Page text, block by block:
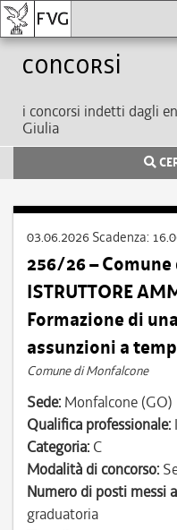
Concorsi
i concorsi indetti dagli
Giulia
03.06.2026 Scadenza:
256/26 –
ISTRUTTORE
Formazione di
assunzioni a
Comune di Monfalcone
Sede: Monfalcone (GO)
Qualifica professionale:
Categoria: C
Modalità di concorso:
Numero di posti messi
graduatoria